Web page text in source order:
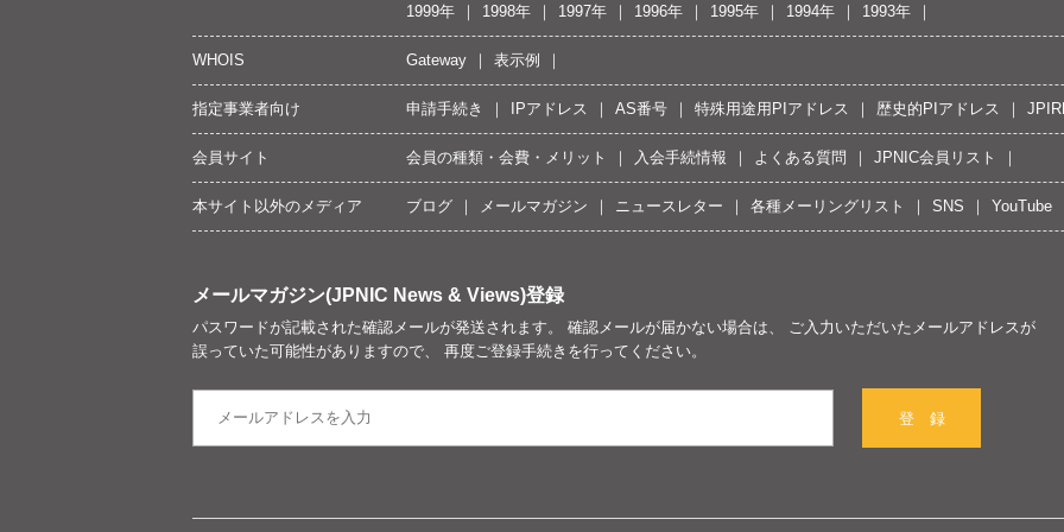
1999年 1998年 1997年 1996年 1995年 1994年 1993年
WHOIS Gateway 表示例
指定事業者向け 申請手続き IPアドレス AS番号 特殊用途用PIアドレス 歴史的PIアドレス
会員サイト 会員の種類・会費・メリット 入会手続情報 よくある質問 JPNIC会員リスト
本サイト以外のメディア ブログ メールマガジン ニュースレター 各種メーリングリスト SNS YouTube
メールマガジン(JPNIC News & Views)登録
パスワードが記載された確認メールが発送されます。 確認メールが届かない場合は、 ご入力いただいたメールアドレスが
誤っていた可能性がありますので、 再度ご登録手続きを行ってください。
登 録